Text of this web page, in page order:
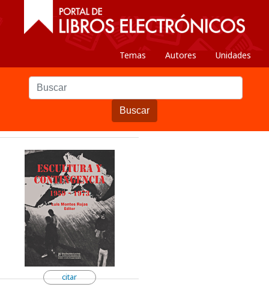
Temas Autores Unidades
Buscar
citar